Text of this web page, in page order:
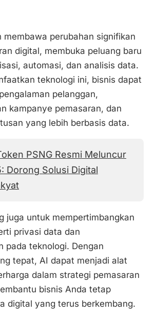
membawa perubahan signifikan
digital, membuka peluang baru
automasi, dan analisis data.
teknologi ini, bisnis dapat
pelanggan,
kampanye pemasaran, dan
yang lebih berbasis data.
PSNG Resmi Meluncur
Dorong Solusi Digital
juga untuk mempertimbangkan
privasi data dan
pada teknologi. Dengan
tepat, AI dapat menjadi alat
dalam strategi pemasaran
bisnis Anda tetap
digital yang terus berkembang.